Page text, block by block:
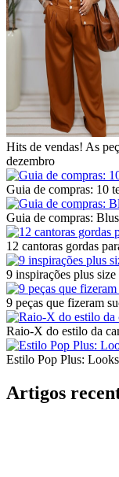
Hits de vendas! As
dezembro
Guia de compras: 10
Guia de compras:
12 cantoras gordas
9 inspirações plus
9 peças que fizeram
Raio-X do estilo da
Estilo Pop Plus:
Artigos